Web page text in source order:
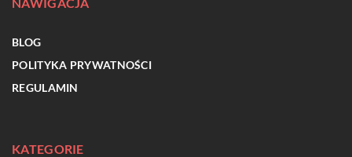
BLOG
POLITYKA PRYWATNOŚCI
REGULAMIN
KATEGORIE